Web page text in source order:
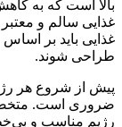
بالا است که به
غذایی سالم و
غذایی باید بر
طراحی شوند.
پیش از شروع هر
ضروری است.
رژیم مناسب و